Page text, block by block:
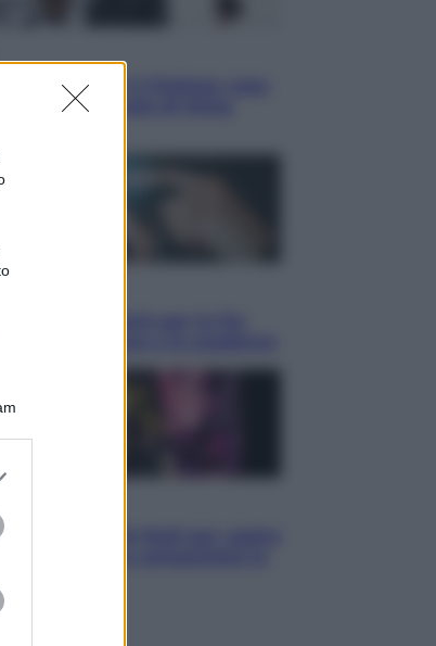
batte il Chelsea: cosa
l’amichevole di Hong
come funziona e le scadenze
da anime: 10 titoli per capire